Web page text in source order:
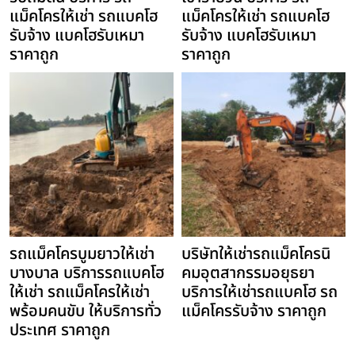
แม็คโครให้เช่า รถแบคโฮ
รับจ้าง แบคโฮรับเหมา
ราคาถูก
แม็คโครให้เช่า รถแบคโฮ
รับจ้าง แบคโฮรับเหมา
ราคาถูก
รถแม็คโครบูมยาวให้เช่า
บางบาล บริการรถแบคโฮ
ให้เช่า รถแม็คโครให้เช่า
พร้อมคนขับ ให้บริการทั่ว
ประเทศ ราคาถูก
บริษัทให้เช่ารถแม็คโครนิ
คมอุตสากรรมอยุธยา
บริการให้เช่ารถแบคโฮ รถ
แม็คโครรับจ้าง ราคาถูก